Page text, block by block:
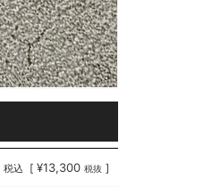
税込 [ ¥13,300 税抜 ]